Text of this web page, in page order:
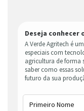
Deseja
A Verde Agritech é
especiais com
agricultura de forma
saber como essas
futuro da sua